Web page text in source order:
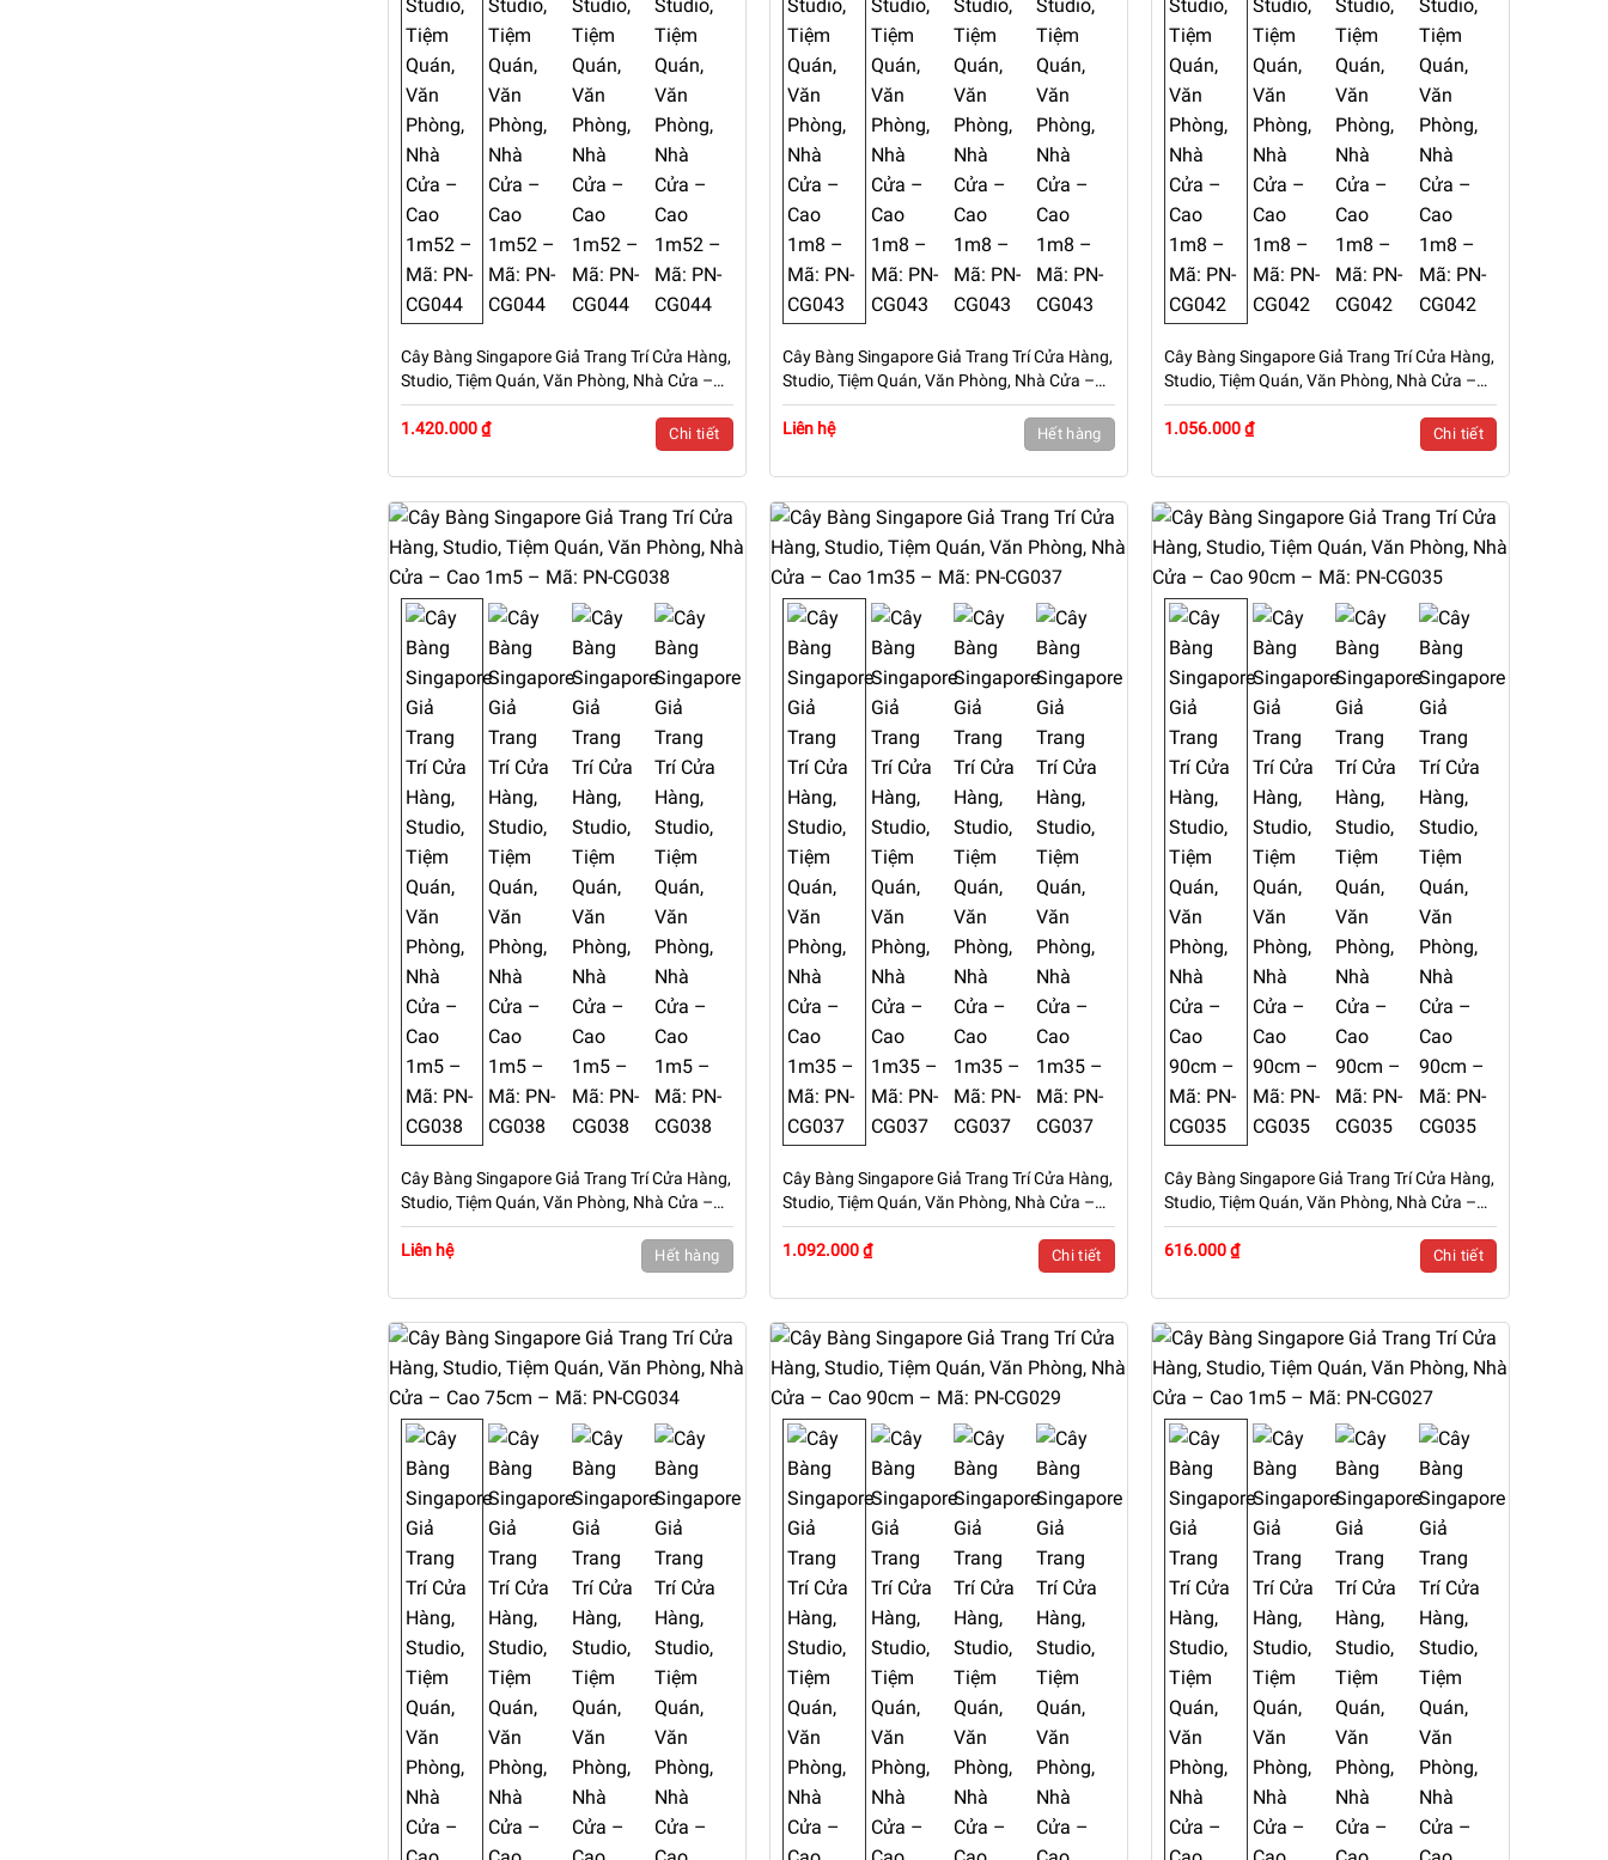
Cây Bàng Singapore Giả Trang Trí Cửa Hàng,
Studio, Tiệm Quán, Văn Phòng, Nhà Cửa –
Cao 1m52 – Mã: PN-CG044
1.420.000 ₫
Chi tiết
Cây Bàng Singapore Giả Trang Trí Cửa Hàng,
Studio, Tiệm Quán, Văn Phòng, Nhà Cửa –
Cao 1m8 – Mã: PN-CG043
Liên hệ
Hết hàng
Cây Bàng Singapore Giả Trang Trí Cửa Hàng,
Studio, Tiệm Quán, Văn Phòng, Nhà Cửa –
Cao 1m8 – Mã: PN-CG042
1.056.000 ₫
Chi tiết
Cây Bàng Singapore Giả Trang Trí Cửa Hàng,
Studio, Tiệm Quán, Văn Phòng, Nhà Cửa –
Cao 1m5 – Mã: PN-CG038
Liên hệ
Hết hàng
Cây Bàng Singapore Giả Trang Trí Cửa Hàng,
Studio, Tiệm Quán, Văn Phòng, Nhà Cửa –
Cao 1m35 – Mã: PN-CG037
1.092.000 ₫
Chi tiết
Cây Bàng Singapore Giả Trang Trí Cửa Hàng,
Studio, Tiệm Quán, Văn Phòng, Nhà Cửa –
Cao 90cm – Mã: PN-CG035
616.000 ₫
Chi tiết